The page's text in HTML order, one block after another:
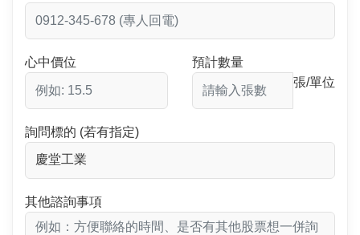
心中價位
預計數量
張/單位
詢問標的 (若有指定)
其他諮詢事項